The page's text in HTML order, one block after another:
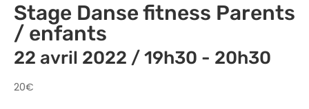
Stage Danse fitness Parents
/ enfants
22 avril 2022 / 19h30 - 20h30
20€